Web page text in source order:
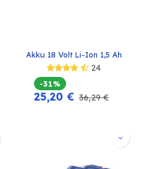
Akku 18 Volt Li-Ion 1,5 Ah
24
-31%
25,20 € 36,29€